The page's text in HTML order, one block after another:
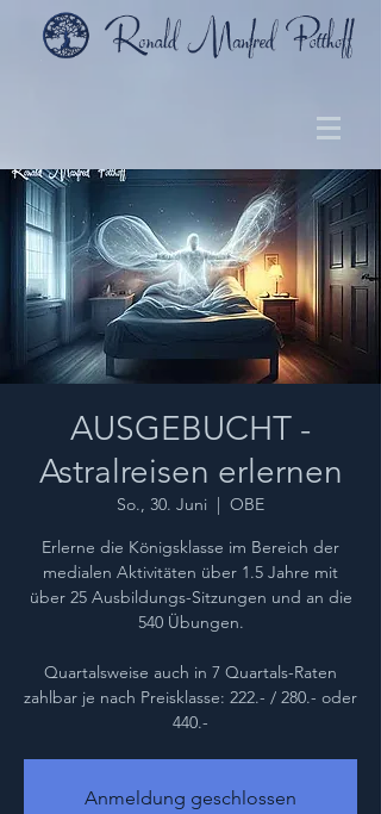
AUSGEBUCHT -
Astralreisen erlernen
So., 30. Juni
  |
OBE
Erlerne die Königsklasse im Bereich der
medialen Aktivitäten über 1.5 Jahre mit
über 25 Ausbildungs-Sitzungen und an die
540 Übungen.
Quartalsweise auch in 7 Quartals-Raten
zahlbar je nach Preisklasse: 222.- / 280.- oder
440.-
Anmeldung geschlossen